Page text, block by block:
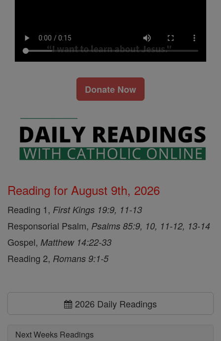
Donate Now
Reading for August 9th, 2026
Reading 1, First Kings 19:9, 11-13
Responsorial Psalm, Psalms 85:9, 10, 11-12, 13-14
Gospel, Matthew 14:22-33
Reading 2, Romans 9:1-5
2026 Daily Readings
Next Weeks Readings